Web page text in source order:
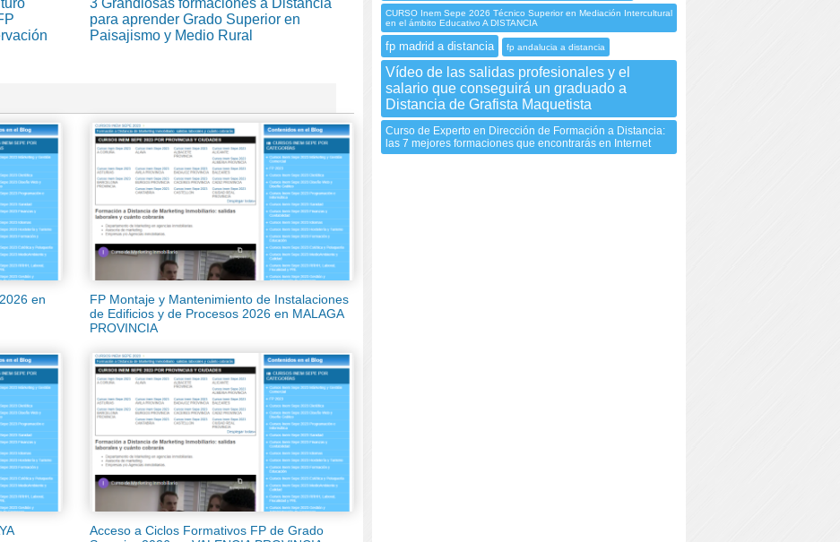
para aprender Grado Superior en
Paisajismo y Medio Rural
en
FP Montaje y Mantenimiento de Instalaciones
de Edificios y de Procesos 2026 en MALAGA
PROVINCIA
Acceso a Ciclos Formativos FP de Grado
CURSO Inem Sepe 2026 Técnico Superior en Mediación Intercultural
en el ámbito Educativo A DISTANCIA
fp madrid a distancia fp andalucia a distancia
Vídeo de las salidas profesionales y el
salario que conseguirá un graduado a
Distancia de Grafista Maquetista
Curso de Experto en Dirección de Formación a Distancia:
las 7 mejores formaciones que encontrarás en Internet